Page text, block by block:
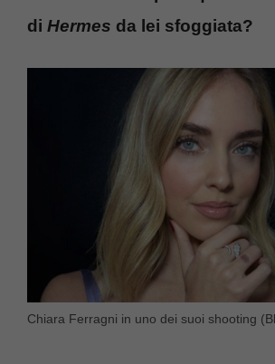
di Hermes da lei sfoggiata?
Chiara Ferragni in uno dei suoi shooting